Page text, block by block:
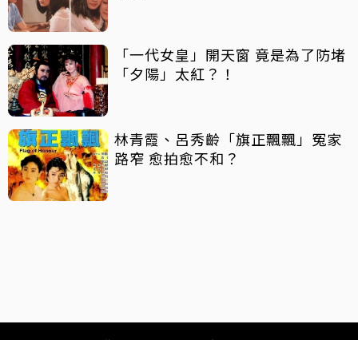
「一代女皇」開天窗 竟是為了防堵
「夕陽」太紅？！
林青霞、呂秀齡「旗正飄飄」冤家
路窄 愈拍愈不和？